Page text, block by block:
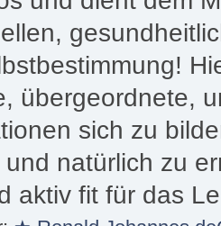
übergeordnete,
sich zu
natürlich zu
aktiv fit für das